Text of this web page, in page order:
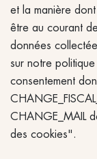
et la manière
être au courant
données
sur notre
consentement
CHANGE_MAIL
des cookies".